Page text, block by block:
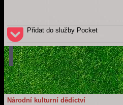
Přidat do služby Pocket
Národní kulturní dědictví